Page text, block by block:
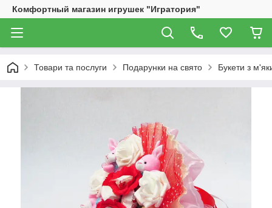
Комфортный магазин игрушек "Игратория"
Товари та послуги Подарунки на свято Букети з